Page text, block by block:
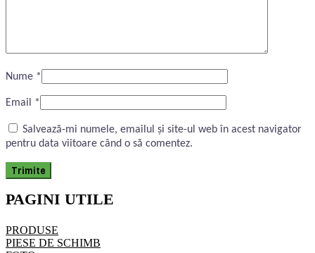
Nume *
Email *
Salvează-mi numele, emailul și site-ul web în acest navigator
pentru data viitoare când o să comentez.
PAGINI UTILE
PRODUSE
PIESE DE SCHIMB